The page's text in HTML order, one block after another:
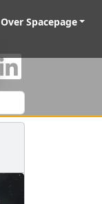
Over Spacepage